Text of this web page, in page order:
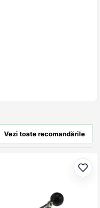
Vezi toate recomandările
favorite